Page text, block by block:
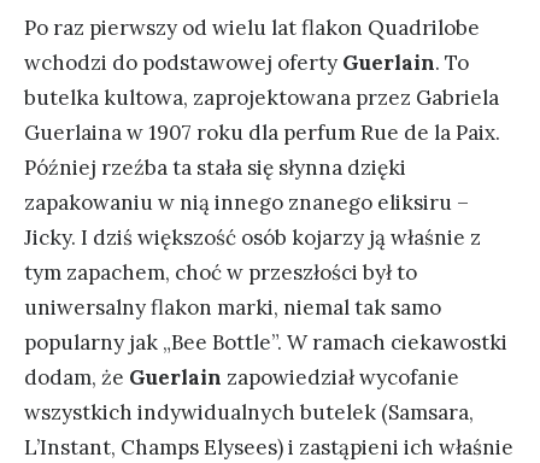
Po raz pierwszy od wielu lat flakon Quadrilobe
wchodzi do podstawowej oferty Guerlain. To
butelka kultowa, zaprojektowana przez Gabriela
Guerlaina w 1907 roku dla perfum Rue de la Paix.
Później rzeźba ta stała się słynna dzięki
zapakowaniu w nią innego znanego eliksiru –
Jicky. I dziś większość osób kojarzy ją właśnie z
tym zapachem, choć w przeszłości był to
uniwersalny flakon marki, niemal tak samo
popularny jak „Bee Bottle”. W ramach ciekawostki
dodam, że Guerlain zapowiedział wycofanie
wszystkich indywidualnych butelek (Samsara,
L’Instant, Champs Elysees) i zastąpieni ich właśnie